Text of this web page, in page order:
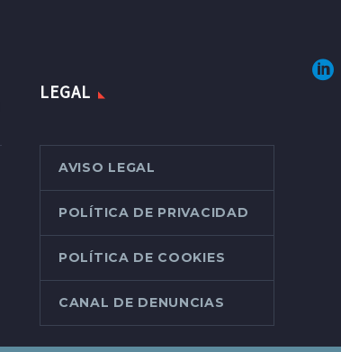
LEGAL
AVISO LEGAL
POLÍTICA DE PRIVACIDAD
POLÍTICA DE COOKIES
CANAL DE DENUNCIAS